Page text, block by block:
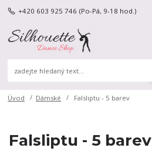
+420 603 925 746 (Po-Pá, 9-18 hod.)
Úvod Dámské Falsliptu - 5 barev
Falsliptu - 5 barev